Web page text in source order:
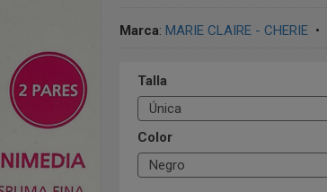
Marca: MARIE CLAIRE - CHERIE•
Talla
Color